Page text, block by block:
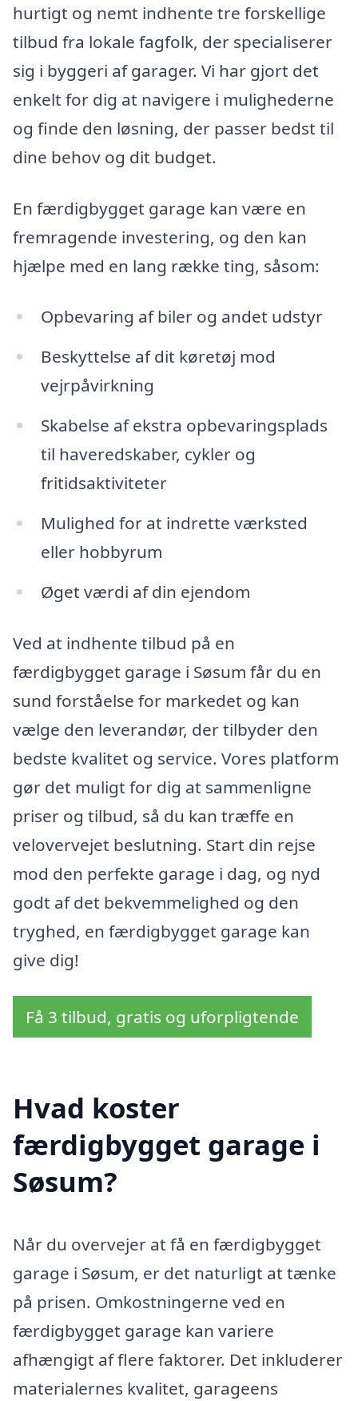
hurtigt og nemt indhente tre forskellige
tilbud fra lokale fagfolk, der specialiserer
sig i byggeri af garager. Vi har gjort det
enkelt for dig at navigere i mulighederne
og finde den løsning, der passer bedst til
dine behov og dit budget.
En færdigbygget garage kan være en
fremragende investering, og den kan
hjælpe med en lang række ting, såsom:
Opbevaring af biler og andet udstyr
Beskyttelse af dit køretøj mod
vejrpåvirkning
Skabelse af ekstra opbevaringsplads
til haveredskaber, cykler og
fritidsaktiviteter
Mulighed for at indrette værksted
eller hobbyrum
Øget værdi af din ejendom
Ved at indhente tilbud på en
færdigbygget garage i Søsum får du en
sund forståelse for markedet og kan
vælge den leverandør, der tilbyder den
bedste kvalitet og service. Vores platform
gør det muligt for dig at sammenligne
priser og tilbud, så du kan træffe en
velovervejet beslutning. Start din rejse
mod den perfekte garage i dag, og nyd
godt af det bekvemmelighed og den
tryghed, en færdigbygget garage kan
give dig!
Få 3 tilbud, gratis og uforpligtende
Hvad koster
færdigbygget garage i
Søsum?
Når du overvejer at få en færdigbygget
garage i Søsum, er det naturligt at tænke
på prisen. Omkostningerne ved en
færdigbygget garage kan variere
afhængigt af flere faktorer. Det inkluderer
materialernes kvalitet, garageens